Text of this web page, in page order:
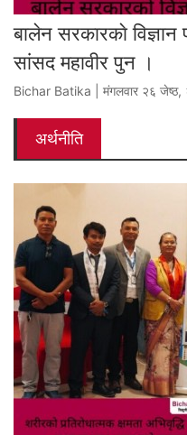
बालेन सरकारकाे विज्ञान
सांसद महावीर पुन ।
Bichar Batika | मंगलवार २६ जेष्ठ,
अर्थनीति